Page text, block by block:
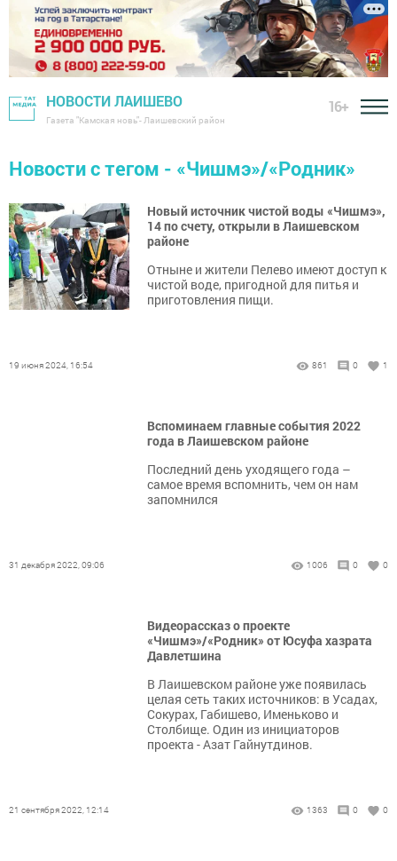
НОВОСТИ ЛАИШЕВО
Газета "Камская новь"- Лаишевский район
16+
Новости с тегом - «Чишмэ»/«Родник»
Новый источник чистой воды «Чишмэ»,
14 по счету, открыли в Лаишевском
районе
Отныне и жители Пелево имеют доступ к
чистой воде, пригодной для питья и
приготовления пищи.
19 июня 2024, 16:54 861 0 1
Вспоминаем главные события 2022
года в Лаишевском районе
Последний день уходящего года –
самое время вспомнить, чем он нам
запомнился
31 декабря 2022, 09:06 1006 0 0
Видеорассказ о проекте
«Чишмэ»/«Родник» от Юсуфа хазрата
Давлетшина
В Лаишевском районе уже появилась
целая сеть таких источников: в Усадах,
Сокурах, Габишево, Именьково и
Столбище. Один из инициаторов
проекта - Азат Гайнутдинов.
21 сентября 2022, 12:14 1363 0 0